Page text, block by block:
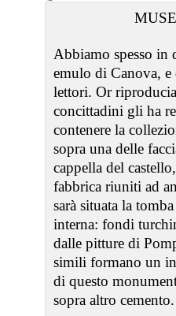
Abbiamo spesso in
emulo di Canova,
lettori. Or
concittadini gli ha
contenere la
sopra una delle
cappella del
fabbrica riuniti ad
sarà situata la
interna: fondi
dalle pitture di
simili formano un
di questo
sopra altro cemento.